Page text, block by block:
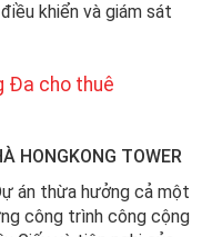
khiển và giám sát
Đa cho thuê
HONGKONG TOWER
án thừa hưởng cả một
công trình công cộng